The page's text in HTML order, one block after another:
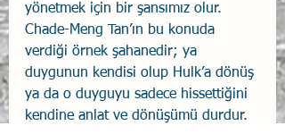
yönetmek için bir şansımız olur.
Chade-Meng Tan’ın bu konuda
verdiği örnek şahanedir; ya
duygunun kendisi olup Hulk’a dönüş
ya da o duyguyu sadece hissettiğini
kendine anlat ve dönüşümü durdur.